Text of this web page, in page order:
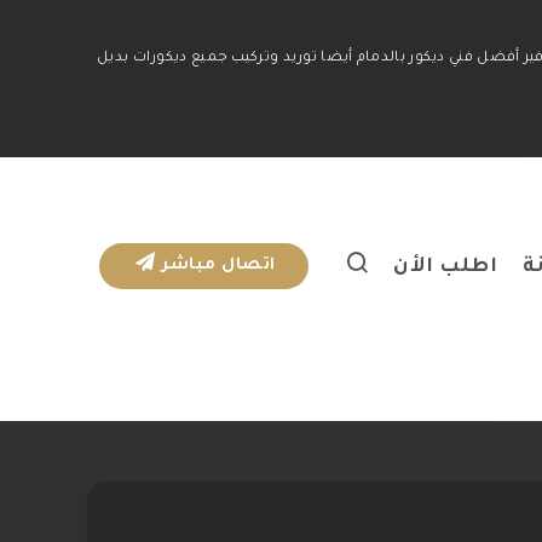
أفضل فني ديكور بالدمام أيضا توريد وتركيب جميع ديكورات بديل
اطلب الأن اتصال مباشر